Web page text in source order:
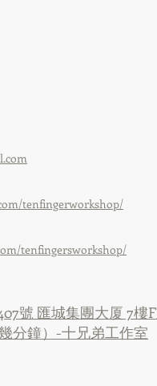
tenfingerworkshop/
tenfingersworkshop/
號 匯城集團大厦 7樓
分鐘）-十兄弟工作室